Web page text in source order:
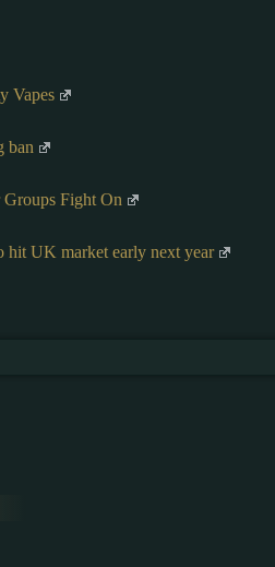
Vapes
ban
Fight On
hit UK market early next year